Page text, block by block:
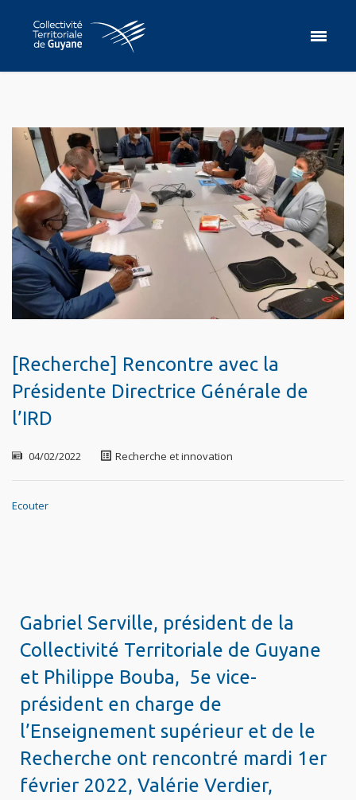
[Recherche] Rencontre avec la
Présidente Directrice Générale de
l’IRD
04/02/2022 Recherche et innovation
Ecouter
Gabriel Serville, président de la
Collectivité Territoriale de Guyane
et Philippe Bouba, 5e vice-
président en charge de
l’Enseignement supérieur et de le
Recherche ont rencontré mardi 1er
février 2022, Valérie Verdier,